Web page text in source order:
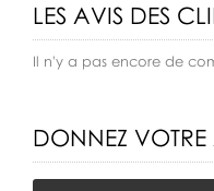
LES AVIS DES
Il n'y a pas encore de
DONNEZ VOTRE